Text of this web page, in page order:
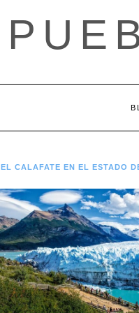
EL CALAFATE EN EL ESTADO